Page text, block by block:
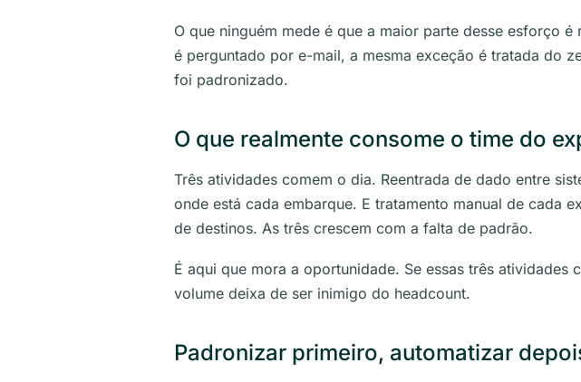
O que ninguém mede é que a maior parte desse esforço
é perguntado por e-mail, a mesma exceção é tratada do
foi padronizado.
O que realmente consome o time do
Três atividades comem o dia. Reentrada de dado entre
onde está cada embarque. E tratamento manual de cada
de destinos. As três crescem com a falta de padrão.
É aqui que mora a oportunidade. Se essas três
volume deixa de ser inimigo do headcount.
Padronizar primeiro, automatizar